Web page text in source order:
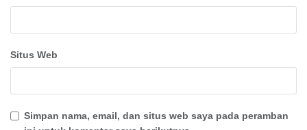
Situs Web
Simpan nama, email, dan situs web saya pada peramban